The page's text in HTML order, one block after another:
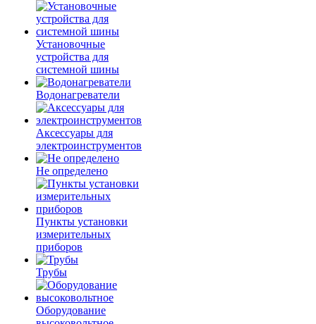
Установочные
устройства для
системной шины
Водонагреватели
Аксессуары для
электроинструментов
Не определено
Пункты установки
измерительных
приборов
Трубы
Оборудование